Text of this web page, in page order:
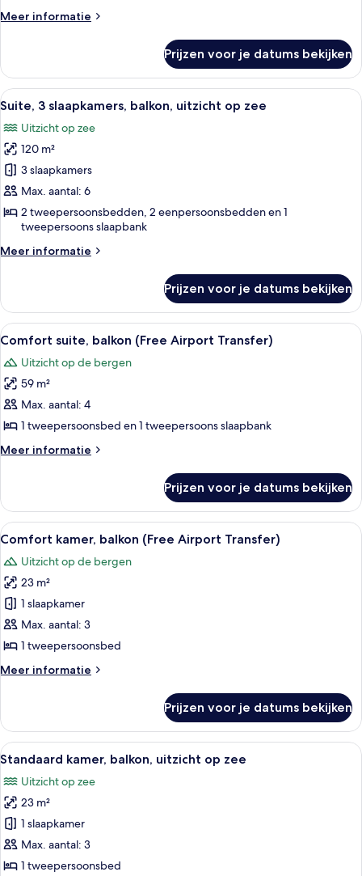
balcony)
Meer informatie
Meer
kamer
(Inland
View
balcony)
Prijzen voor je datums bekijken
Alle
foto's
voor
Suite,
3
slaapkamers,
balkon,
uitzicht
op
Een moderne slaapkamer met een
14
Suite, 3 slaapkamers, balkon, uitzicht op zee
Uitzicht op zee
120 m²
3 slaapkamers
Max. aantal: 6
2 tweepersoonsbedden, 2 eenpersoonsbedden en 1
tweepersoons slaapbank
Meer informatie
Meer
3
slaapkamers,
balkon,
op
zee
Prijzen voor je datums bekijken
Alle
foto's
voor
Comfort
suite,
balkon
(Free
Airport
laden
Een hotelkamer met een bed, twee
7
Comfort suite, balkon (Free Airport Transfer)
Uitzicht op de bergen
59 m²
Max. aantal: 4
1 tweepersoonsbed en 1 tweepersoons slaapbank
Meer informatie
Meer
suite,
balkon
(Free
Transfer)
Prijzen voor je datums bekijken
Alle
foto's
voor
Comfort
kamer,
balkon
(Free
Transfer)
Een hotelkamer met een bed,
4
Comfort kamer, balkon (Free Airport Transfer)
Uitzicht op de bergen
23 m²
1 slaapkamer
Max. aantal: 3
1 tweepersoonsbed
Meer informatie
Meer
kamer,
balkon
(Free
Transfer)
Prijzen voor je datums bekijken
Alle
foto's
voor
Standaard
kamer,
balkon,
uitzicht
Een hotelkamer met een bed, een
5
Standaard kamer, balkon, uitzicht op zee
Uitzicht op zee
23 m²
1 slaapkamer
Max. aantal: 3
1 tweepersoonsbed